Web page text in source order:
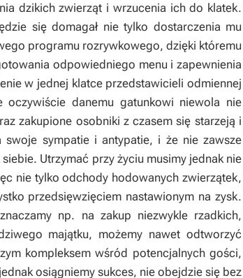
dzikich zwierząt i wrzucenia ich do klatek.
się domagał nie tylko dostarczenia mu
programu rozrywkowego, dzięki któremu
odpowiedniego menu i zapewnienia
w jednej klatce przedstawicieli odmiennej
oczywiście danemu gatunkowi niewola nie
zakupione osobniki z czasem się starzeją i
sympatie i antypatie, i że nie zawsze
Utrzymać przy życiu musimy jednak nie
nie tylko odchody hodowanych zwierzątek,
przedsięwzięciem nastawionym na zysk.
np. na zakup niezwykle rzadkich,
majątku, możemy nawet odtworzyć
kompleksem wśród potencjalnych gości,
osiągniemy sukces, nie obejdzie się bez